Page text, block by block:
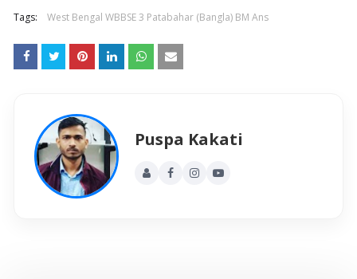
Tags: West Bengal WBBSE 3 Patabahar (Bangla) BM Ans
Puspa Kakati